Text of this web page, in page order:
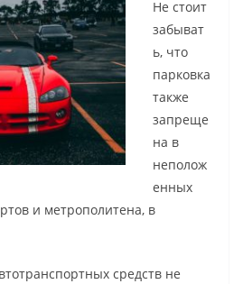
Не стоит
забыват
ь, что
парковка
также
запреще
на в
неполож
енных
и метрополитена, в
средств не